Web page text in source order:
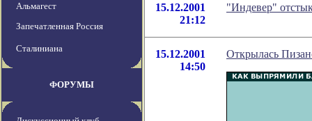
Альмагест
Запечатленная Россия
Сталиниана
ФОРУМЫ
15.12.2001
21:12
"Индевер"
15.12.2001
14:50
Открылась